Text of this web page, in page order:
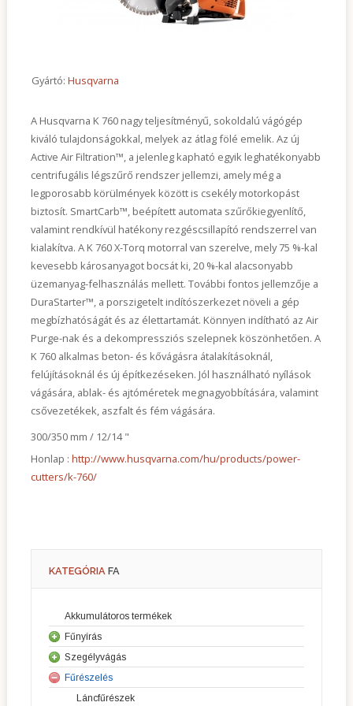
Gyártó: Husqvarna
A Husqvarna K 760 nagy teljesítményű, sokoldalú vágógép
kiváló tulajdonságokkal, melyek az átlag fölé emelik. Az új
Active Air Filtration™, a jelenleg kapható egyik leghatékonyabb
centrifugális légszűrő rendszer jellemzi, amely még a
legporosabb körülmények között is csekély motorkopást
biztosít. SmartCarb™, beépített automata szűrőkiegyenlítő,
valamint rendkívül hatékony rezgéscsillapító rendszerrel van
kialakítva. A K 760 X-Torq motorral van szerelve, mely 75 %-kal
kevesebb károsanyagot bocsát ki, 20 %-kal alacsonyabb
üzemanyag-felhasználás mellett. További fontos jellemzője a
DuraStarter™, a porszigetelt indítószerkezet növeli a gép
megbízhatóságát és az élettartamát. Könnyen indítható az Air
Purge-nak és a dekompressziós szelepnek köszönhetően. A
K 760 alkalmas beton- és kővágásra átalakításoknál,
felújításoknál és új építkezéseken. Jól használható nyílások
vágására, ablak- és ajtóméretek megnagyobbítására, valamint
csővezetékek, aszfalt és fém vágására.
300/350 mm / 12/14 "
Honlap : http://www.husqvarna.com/hu/products/power-
cutters/k-760/
KATEGÓRIA FA
Akkumulátoros termékek
Fűnyírás
Fűnyírók
Robot fűnyírók
Riderek
Szegélyvágás
Sövényvágók
Fűkaszák
Fűrészelés
Láncfűrészek